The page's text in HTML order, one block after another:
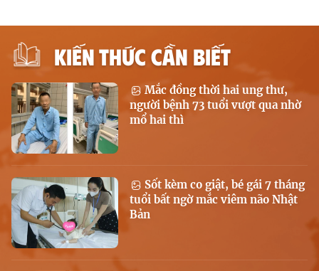
KIẾN THỨC CẦN BIẾT
Mắc đồng thời hai ung thư,
người bệnh 73 tuổi vượt qua nhờ
mổ hai thì
Sốt kèm co giật, bé gái 7 tháng
tuổi bất ngờ mắc viêm não Nhật
Bản